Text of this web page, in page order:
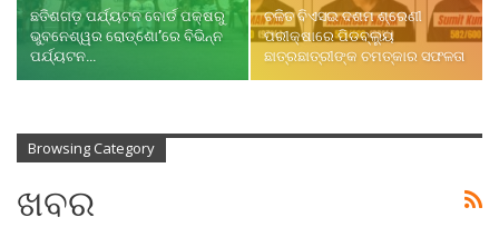
ଛତିଶଗଡ଼ ପର୍ଯ୍ୟଟନ ବୋର୍ଡ ପକ୍ଷରୁ
ଭୁବନେଶ୍ୱର ରୋଡ୍‌ଶୋ’ରେ ବିଭିନ୍ନ
ପର୍ଯ୍ୟଟନ…
ଚଳିତ ବିଏସଇ ଦଶମ ଶ୍ରେଣୀ
ପରୀକ୍ଷାରେ ପିଡବ୍ଲ୍ୟୁ
ଛାତ୍ରଛାତ୍ରୀଙ୍କ ଚମତ୍କାର ସଫଳତା
Browsing Category
ଖବର